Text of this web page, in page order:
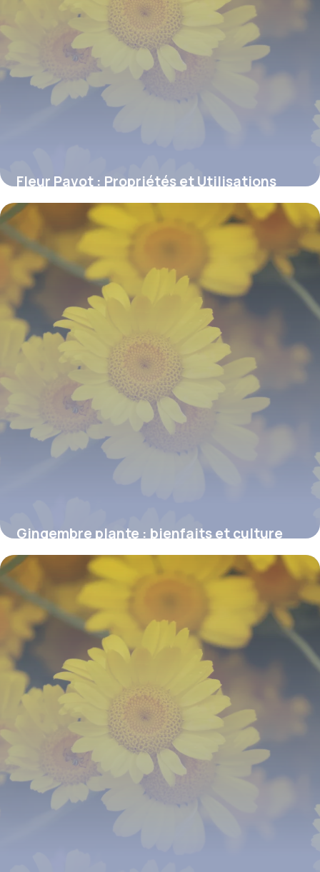
Fleur Pavot : Propriétés et Utilisations
Santé
10 juillet 2026
Gingembre plante : bienfaits et culture
2026